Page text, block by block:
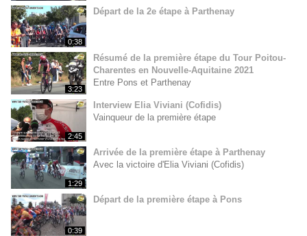
0:38
Départ de la 2e étape à Parthenay
3:23
Résumé de la première étape du Tour Poitou-
Charentes en Nouvelle-Aquitaine 2021
Entre Pons et Parthenay
2:45
Interview Elia Viviani (Cofidis)
Vainqueur de la première étape
1:29
Arrivée de la première étape à Parthenay
Avec la victoire d'Elia Viviani (Cofidis)
0:39
Départ de la première étape à Pons